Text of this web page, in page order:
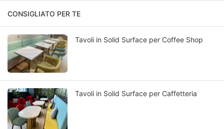
CONSIGLIATO PER TE
Tavoli in Solid Surface per Coffee Shop
Tavoli in Solid Surface per Caffetteria